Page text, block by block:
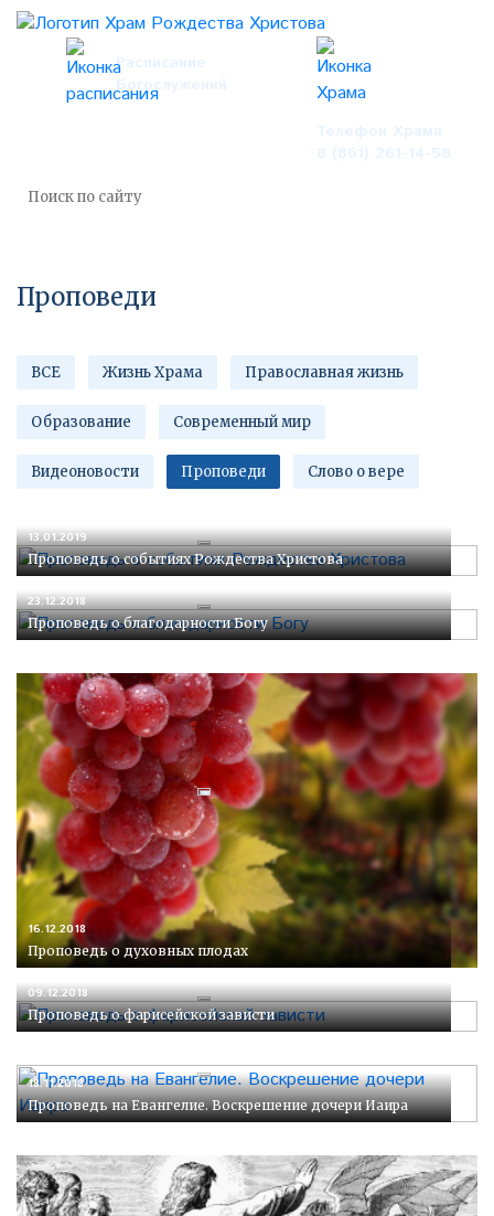
Расписание
Богослужений
Проповеди
ВСЕ Жизнь Храма Православная жизнь
Образование Современный мир
Видеоновости Проповеди Слово о вере
13.01.2019
Проповедь о событиях Рождества Христова
23.12.2018
Проповедь о благодарности Богу
16.12.2018
Проповедь о духовных плодах
09.12.2018
Проповедь о фарисейской зависти
18.11.2018
Проповедь на Евангелие. Воскрешение дочери Иаира